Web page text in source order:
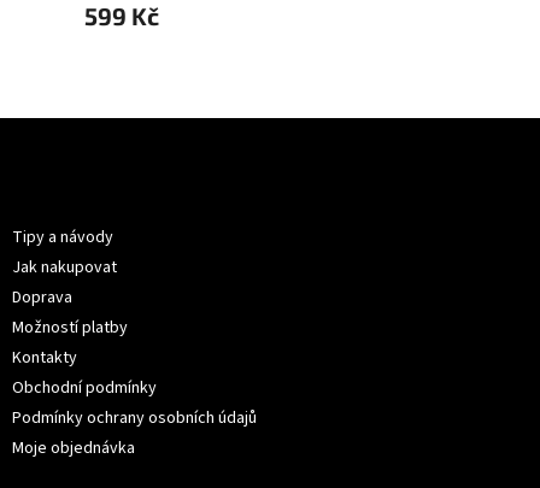
599 Kč
Tipy a návody
Jak nakupovat
Doprava
Možností platby
Kontakty
Obchodní podmínky
Podmínky ochrany osobních údajů
Moje objednávka